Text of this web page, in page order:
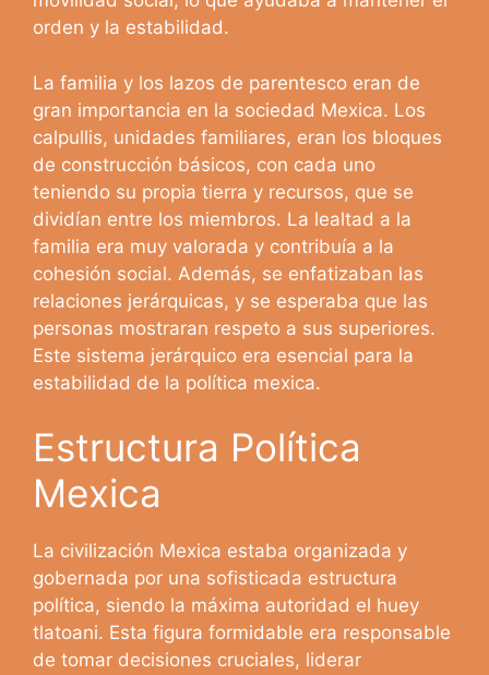
orden y la estabilidad.
La familia y los lazos de parentesco eran de
gran importancia en la sociedad Mexica. Los
calpullis, unidades familiares, eran los bloques
de construcción básicos, con cada uno
teniendo su propia tierra y recursos, que se
dividían entre los miembros. La lealtad a la
familia era muy valorada y contribuía a la
cohesión social. Además, se enfatizaban las
relaciones jerárquicas, y se esperaba que las
personas mostraran respeto a sus superiores.
Este sistema jerárquico era esencial para la
estabilidad de la política mexica.
Estructura Política
Mexica
La civilización Mexica estaba organizada y
gobernada por una sofisticada estructura
política, siendo la máxima autoridad el huey
tlatoani. Esta figura formidable era responsable
de tomar decisiones cruciales, liderar